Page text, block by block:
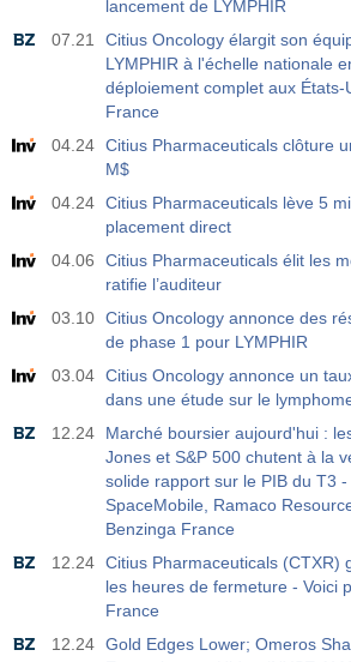
lancement de LYMPHIR
07.21
Citius Oncology élargit son
LYMPHIR à l'échelle nationale
déploiement complet aux
France
04.24 Citius Pharmaceuticals clôture
M$
04.24 Citius Pharmaceuticals lève 5
placement direct
04.06
Citius Pharmaceuticals élit les
ratifie l’auditeur
03.10 Citius Oncology annonce des
de phase 1 pour LYMPHIR
03.04 Citius Oncology annonce un
dans une étude sur le
12.24
Marché boursier aujourd'hui :
Jones et S&P 500 chutent à la
solide rapport sur le PIB du T3
SpaceMobile, Ramaco
Benzinga France
12.24 Citius Pharmaceuticals (CTXR)
les heures de fermeture - Voici
France
12.24 Gold Edges Lower; Omeros